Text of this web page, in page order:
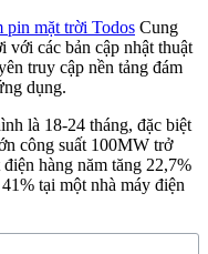
pin mặt trời Todos Cung
với các bản cập nhật thuật
truy cập nền tảng đám
dụng.
là 18-24 tháng, đặc biệt
công suất 100MW trở
hàng năm tăng 22,7%
tại một nhà máy điện